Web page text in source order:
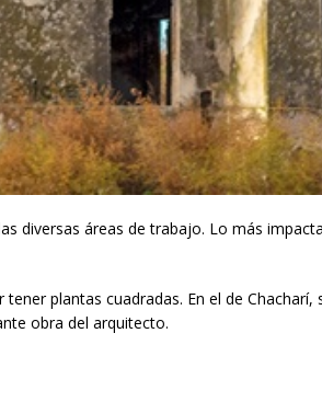
diversas áreas de trabajo. Lo más
plantas cuadradas. En el de Chacharí,
obra del arquitecto.